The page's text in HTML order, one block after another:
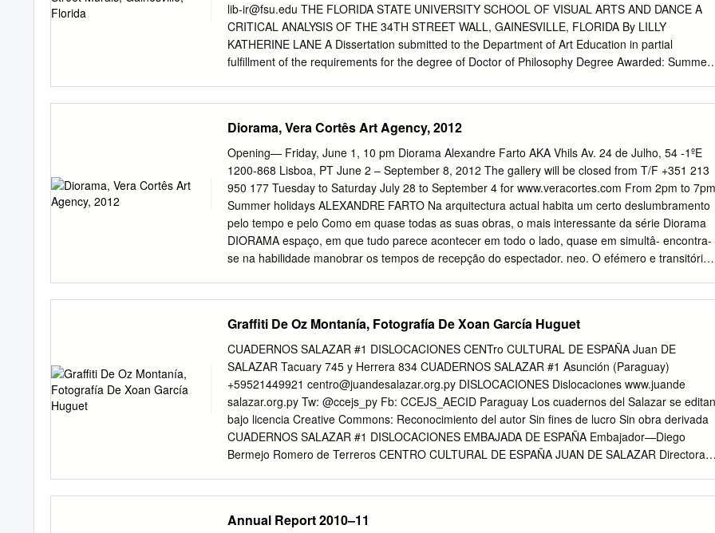
lib-ir@fsu.edu THE FLORIDA STATE UNIVERSITY SCHOOL OF VISUAL ARTS AND DANCE A
CRITICAL ANALYSIS OF THE 34TH STREET WALL, GAINESVILLE, FLORIDA By LILLY
KATHERINE LANE A Dissertation submitted to the Department of Art Education in partial
fulfillment of the requirements for the degree of Doctor of Philosophy Degree Awarded: Summer
________________________________ Gary W. Peterson Outside Committee Member
_______________________________ Dave Gussak Committee Member
________________________________ Penelope Orr Committee Member Approved:
____________________________________ Marcia Rosal Chairperson, Department of Art
Education ___________________________________ Sally McRorie Dean, Department of Art
Education The Office of Graduate Studies has verified and approved the above named
committee members. ii TABLE OF CONTENTS List of Tables ..
…………........................................................................................................ v List of Figures
Diorama, Vera Cortês Art Agency, 2012
Opening— Friday, June 1, 10 pm Diorama Alexandre Farto AKA Vhils Av. 24 de Julho, 54 -1ºE
1200-868 Lisboa, PT June 2 – September 8, 2012 The gallery will be closed from T/F +351 213
950 177 Tuesday to Saturday July 28 to September 4 for www.veracortes.com From 2pm to 7pm
Summer holidays ALEXANDRE FARTO Na arquitectura actual habita um certo deslumbramento
pelo tempo e pelo Como em quase todas as suas obras, o mais interessante da série Diorama
DIORAMA espaço, em que tudo parece acontecer em todo o lado, quase em simultâ- encontra-
se na habilidade manobrar os tempos de recepção do espectador. neo. O efémero e transitório
com o tempo, com vincular-se a um lugar concreto e há muito que as cidades deixaram de ser
um a desconstrução destrutiva daquilo que flui como resto de um modo natural. lugar estável ou
de ter uma forma claramente determinada. E muito menos um É, por isso, uma interrupção da
realidade em si, do seu tempo e do seu espaço. movimento coerente. Crescemos mal e rápido
demais. O suburbano transbor- Mas o jogo de ancas não é necessariamente uma ruptura da
continuidade. dou e a cidade desapareceu enquanto unidade. Como na arte, uma realidade
Seria mais uma elipse ou essa necessidade contemporânea de acidentar, de substitui outra,
ocultando coisas, deixando de mostrar alguns fragmentos.
Graffiti De Oz Montanía, Fotografía De Xoan García Huguet
CUADERNOS SALAZAR #1 DISLOCACIONES CENTro CULTURAL DE ESPAÑA Juan DE
SALAZAR Tacuary 745 y Herrera 834 CUADERNOS SALAZAR #1 Asunción (Paraguay)
+59521449921 centro@juandesalazar.org.py DISLOCACIONES Dislocaciones www.juande
salazar.org.py Tw: @ccejs_py Fb: CCEJS_AECID Paraguay Los cuadernos del Salazar se editan
bajo licencia Creative Commons: Reconocimiento del autor Sin fines de lucro Sin obra derivada
CUADERNOS SALAZAR #1 DISLOCACIONES EMBAJADA DE ESPAÑA Embajador—Diego
Bermejo Romero de Terreros CENTRO CULTURAL DE ESPAÑA JUAN DE SALAZAR
Montanía, Adriana Almada, Rosa Palazón, Vladimir Velázquez, Lía Colombino, Luís Caputo,
Annual Report 2010–11